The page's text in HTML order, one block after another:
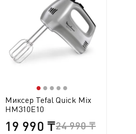
●● ● ● ●
Миксер Tefal Quick Mix
HM310E10
19 990 ₸24 990 ₸